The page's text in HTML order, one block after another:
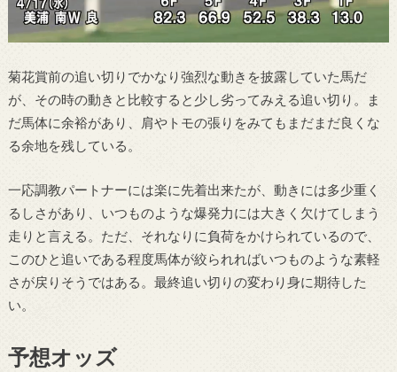
菊花賞前の追い切りでかなり強烈な動きを披露していた馬だ
が、その時の動きと比較すると少し劣ってみえる追い切り。ま
だ馬体に余裕があり、肩やトモの張りをみてもまだまだ良くな
る余地を残している。
一応調教パートナーには楽に先着出来たが、動きには多少重く
るしさがあり、いつものような爆発力には大きく欠けてしまう
走りと言える。ただ、それなりに負荷をかけられているので、
このひと追いである程度馬体が絞られればいつものような素軽
さが戻りそうではある。最終追い切りの変わり身に期待した
い。
予想オッズ